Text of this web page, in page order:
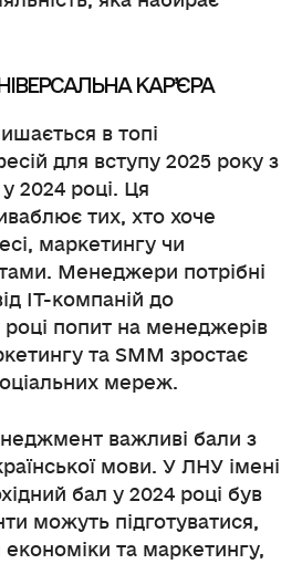
КАР’ЄРА
в топі
для вступу 2025 року з
2024 році. Ця
тих, хто хоче
маркетингу чи
Менеджери потрібні
IT-компаній до
році попит на менеджерів
та SMM зростає
мереж.
важливі бали з
мови. У ЛНУ імені
бал у 2024 році був
можуть підготуватися,
та маркетингу,